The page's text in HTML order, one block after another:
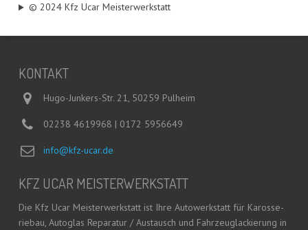
© 2024 Kfz Ucar Meisterwerkstatt
KON­TAKT
Hugo-Junkers-Str. 21, 50259 Pulheim
02238 4619968 | 0172 5956649
info@kfz-ucar.de
KFZ UCAR MEISTERWERKSTATT
Die Kfz Ucar Meis­ter­werk­statt ist Ihre Auto­werk­statt für Karos­se­
rie­bau, Auto­glas Repa­ra­tur / Aus­tausch und Fahr­zeug­la­ckie­rung in